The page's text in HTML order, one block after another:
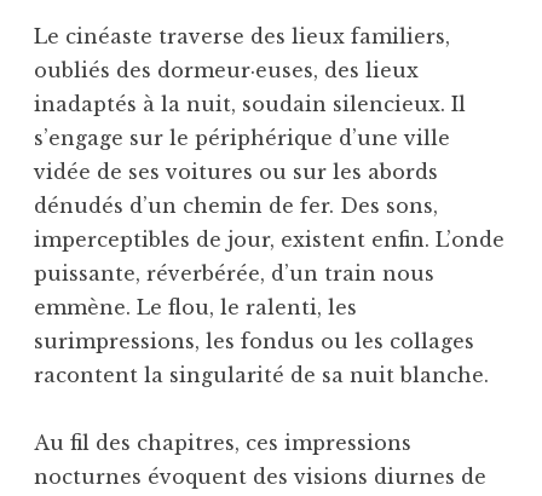
Le cinéaste traverse des lieux familiers,
oubliés des dormeur·euses, des lieux
inadaptés à la nuit, soudain silencieux. Il
s’engage sur le périphérique d’une ville
vidée de ses voitures ou sur les abords
dénudés d’un chemin de fer. Des sons,
imperceptibles de jour, existent enfin. L’onde
puissante, réverbérée, d’un train nous
emmène. Le flou, le ralenti, les
surimpressions, les fondus ou les collages
racontent la singularité de sa nuit blanche.
Au fil des chapitres, ces impressions
nocturnes évoquent des visions diurnes de